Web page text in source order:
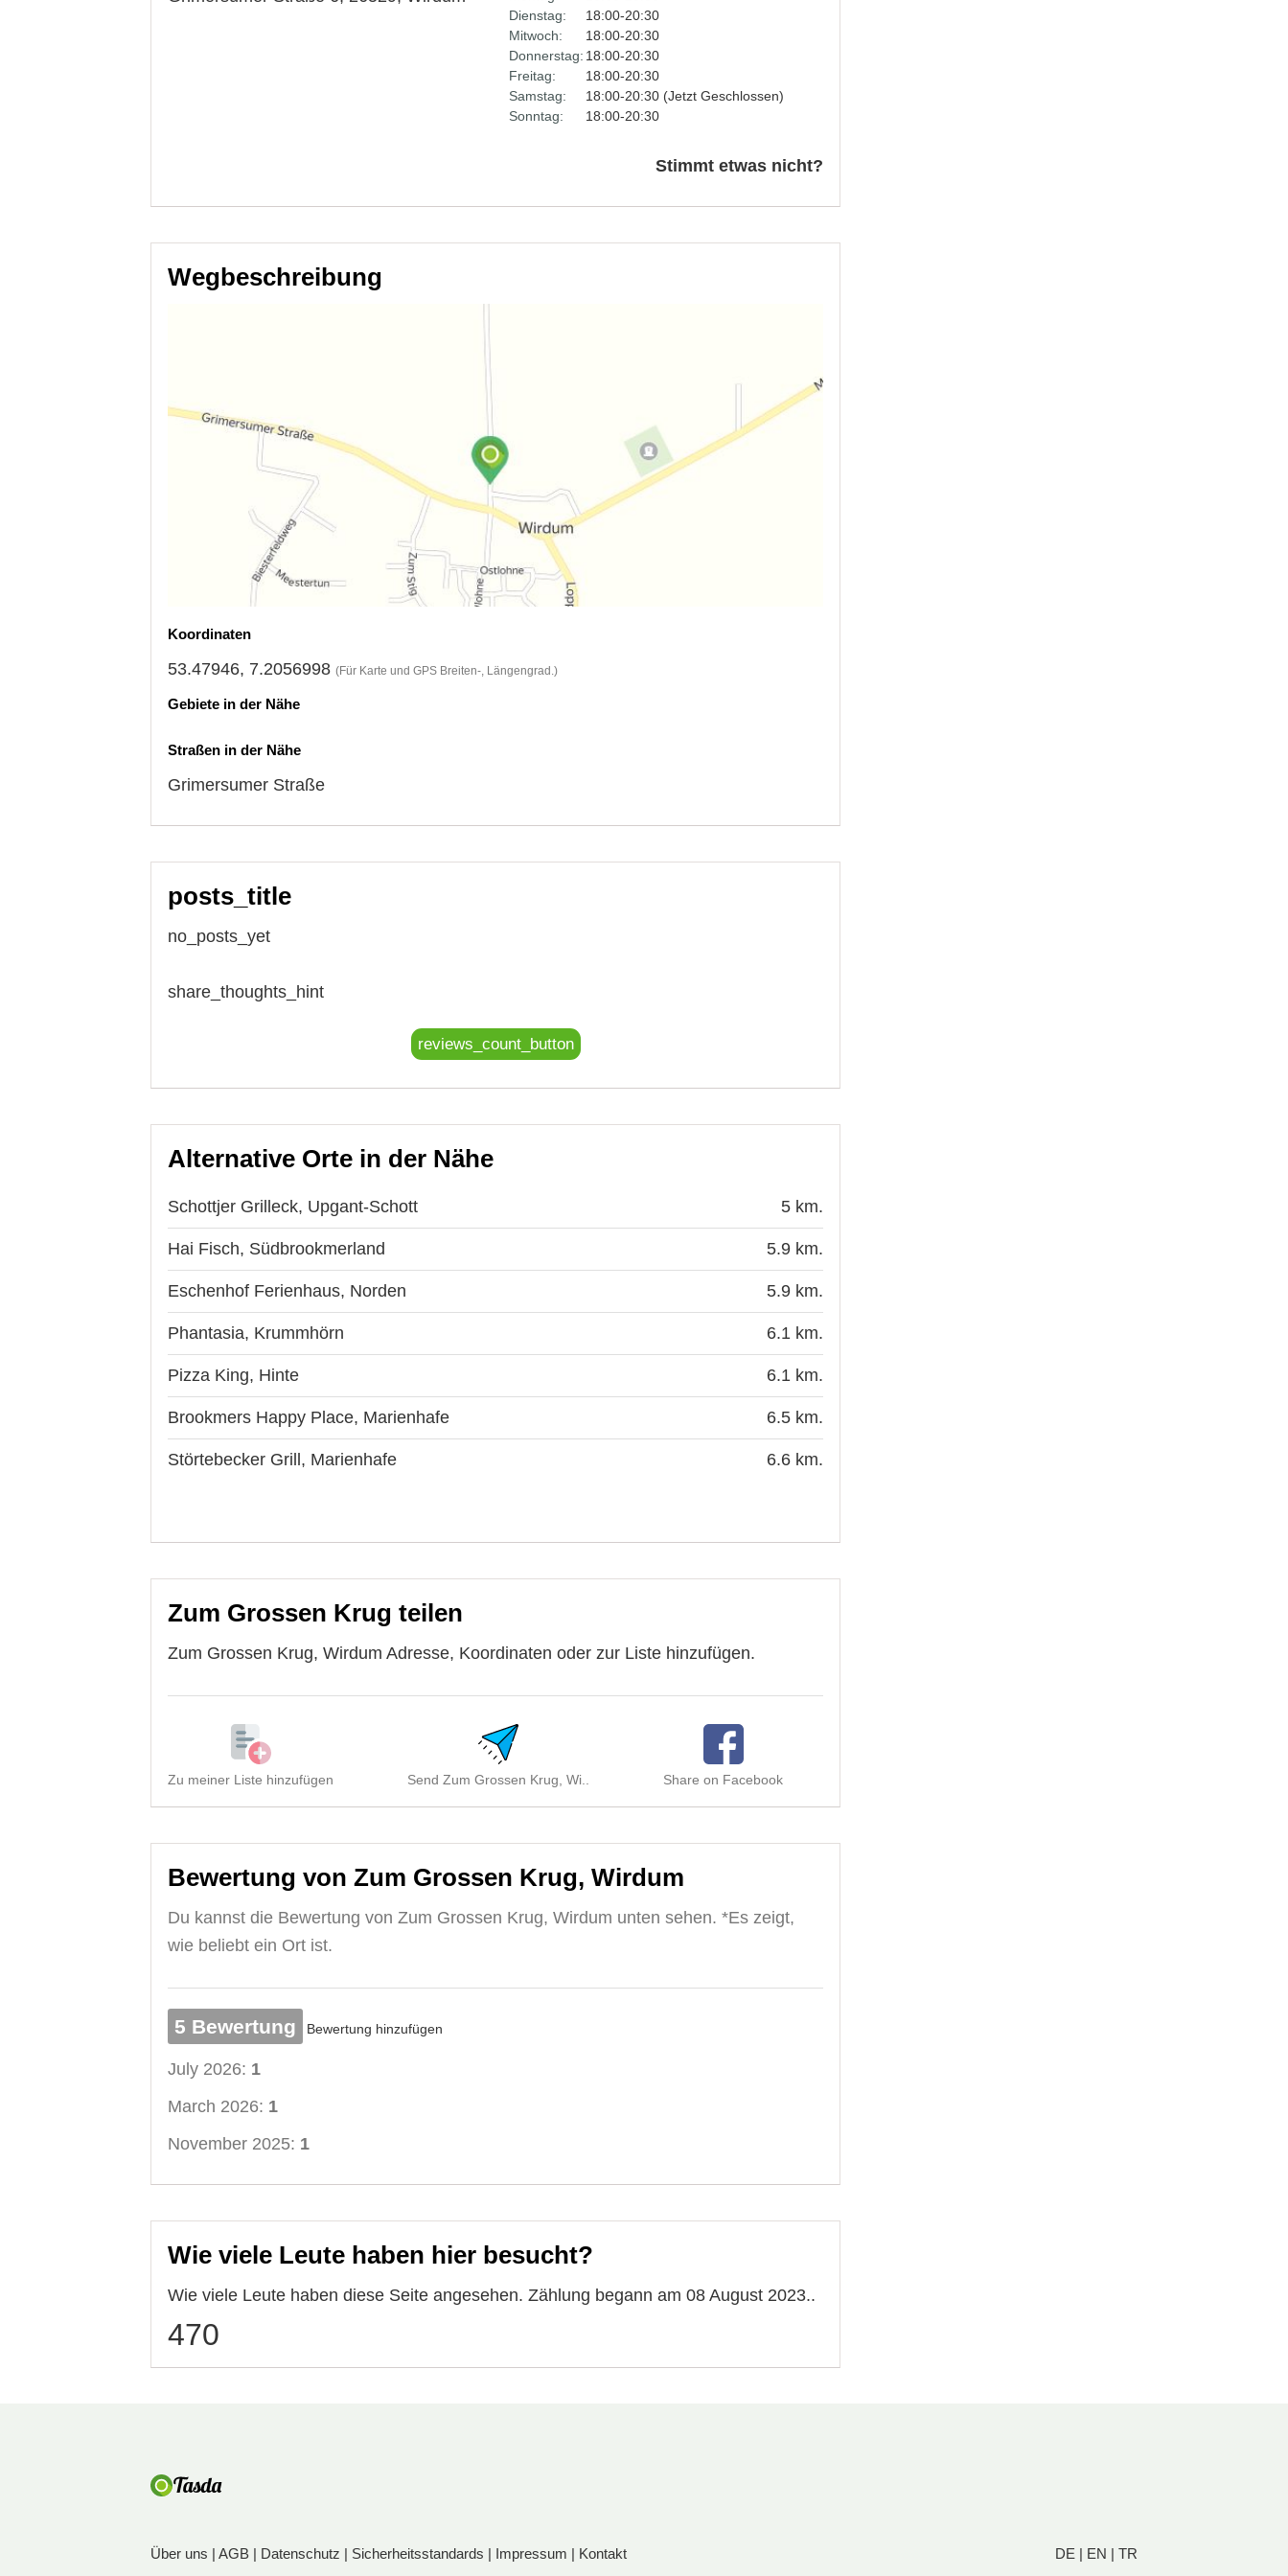
Dienstag:
18:00-20:30
Mitwoch:
18:00-20:30
Donnerstag: 18:00-20:30
Freitag:
18:00-20:30
Samstag:
18:00-20:30 (Jetzt Geschlossen)
Sonntag:
18:00-20:30
Stimmt etwas nicht?
Wegbeschreibung
Koordinaten
53.47946, 7.2056998 (Für Karte und GPS Breiten-, Längengrad.)
Gebiete in der Nähe
Straßen in der Nähe
Grimersumer Straße
posts_title
no_posts_yet
share_thoughts_hint
reviews_count_button
Alternative Orte in der Nähe
Schottjer Grilleck, Upgant-Schott 5 km.
Hai Fisch, Südbrookmerland 5.9 km.
Eschenhof Ferienhaus, Norden 5.9 km.
Phantasia, Krummhörn 6.1 km.
Pizza King, Hinte 6.1 km.
Brookmers Happy Place, Marienhafe 6.5 km.
Störtebecker Grill, Marienhafe 6.6 km.
Zum Grossen Krug teilen
Zum Grossen Krug, Wirdum Adresse, Koordinaten oder zur Liste hinzufügen.
Zu meiner Liste hinzufügen Send Zum Grossen Krug, Wi.. Share on Facebook
Bewertung von Zum Grossen Krug, Wirdum
Du kannst die Bewertung von Zum Grossen Krug, Wirdum unten sehen. *Es zeigt,
wie beliebt ein Ort ist.
5 Bewertung Bewertung hinzufügen
July 2026: 1
March 2026: 1
November 2025: 1
Wie viele Leute haben hier besucht?
Wie viele Leute haben diese Seite angesehen. Zählung begann am 08 August 2023..
470
Über uns | AGB | Datenschutz | Sicherheitsstandards | Impressum | Kontakt DE | EN | TR